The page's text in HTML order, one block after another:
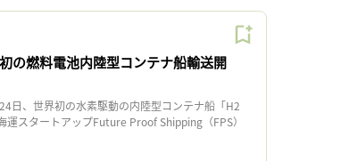
の燃料電池内陸型コンテナ船輸送開
日、世界初の水素駆動の内陸型コンテナ船「H2
スタートアップFuture Proof Shipping（FPS）